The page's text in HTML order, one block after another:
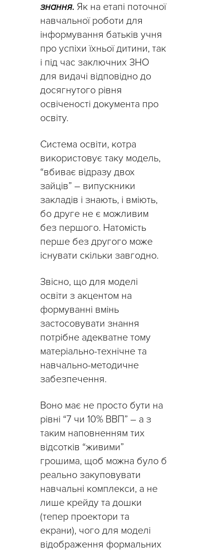
знання. Як на етапі поточної
навчальної роботи для
інформування батьків учня
про успіхи їхньої дитини, так
і під час заключних ЗНО
для видачі відповідно до
досягнутого рівня
освіченості документа про
освіту.
Система освіти, котра
використовує таку модель,
“вбиває відразу двох
зайців” – випускники
закладів і знають, і вміють,
бо друге не є можливим
без першого. Натомість
перше без другого може
існувати скільки завгодно.
Звісно, що для моделі
освіти з акцентом на
формуванні вмінь
застосовувати знання
потрібне адекватне тому
матеріально-технічне та
навчально-методичне
забезпечення.
Воно має не просто бути на
рівні “7 чи 10% ВВП” – а з
таким наповненням тих
відсотків “живими”
грошима, щоб можна було б
реально закуповувати
навчальні комплекси, а не
лише крейду та дошки
(тепер проектори та
екрани), чого для моделі
відображення формальних